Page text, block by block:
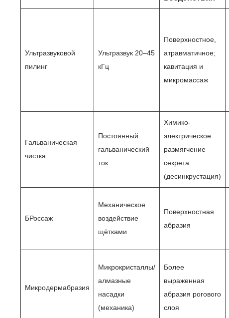
Ультразвуковой
пилинг
Ультразвук 20–45
кГц
Поверхностное,
атравматичное;
кавитация и
микромассаж
Гальваническая
чистка
Постоянный
гальванический
ток
Химико-
электрическое
размягчение
секрета
(десинкрустация)
БРоссаж
Механическое
воздействие
щётками
Поверхностная
абразия
Микродермабразия
Микрокристаллы/
алмазные
насадки
(механика)
Более
выраженная
абразия рогового
слоя